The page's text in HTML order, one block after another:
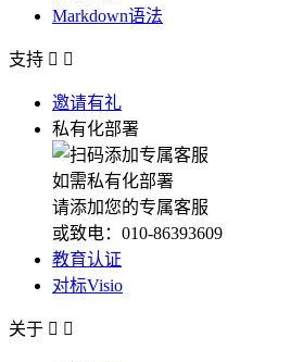
Markdown语法
支持  
邀请有礼
私有化部署
如需私有化部署
请添加您的专属客服
或致电：010-86393609
教育认证
对标Visio
关于  